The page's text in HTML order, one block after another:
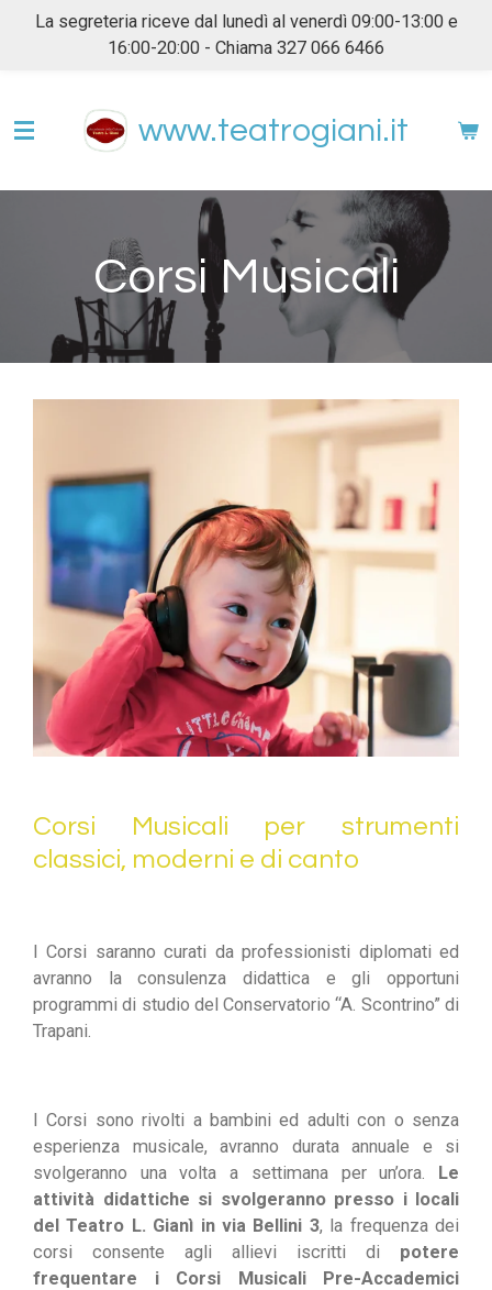
La segreteria riceve dal lunedì al venerdì 09:00-13:00 e
16:00-20:00 - Chiama 327 066 6466
www.teatrogiani.it
Corsi Musicali
Corsi Musicali per strumenti
classici, moderni e di canto
I Corsi saranno curati da professionisti diplomati ed
avranno la consulenza didattica e gli opportuni
programmi di studio del Conservatorio “A. Scontrino” di
Trapani.
I Corsi sono rivolti a bambini ed adulti con o senza
esperienza musicale, avranno durata annuale e si
svolgeranno una volta a settimana per un’ora. Le
attività didattiche si svolgeranno presso i locali
del Teatro L. Gianì in via Bellini 3, la frequenza dei
corsi consente agli allievi iscritti di potere
frequentare i Corsi Musicali Pre-Accademici